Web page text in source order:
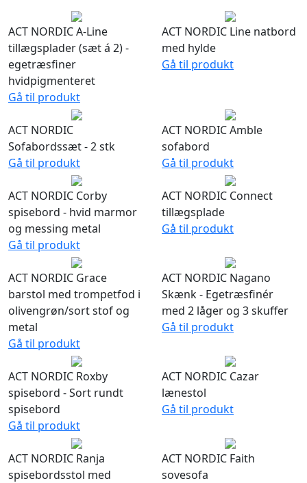
ACT NORDIC A-Line
tillægsplader (sæt á 2) -
egetræsfiner
hvidpigmenteret
Gå til produkt
ACT NORDIC Line natbord
med hylde
Gå til produkt
ACT NORDIC
Sofabordssæt - 2 stk
Gå til produkt
ACT NORDIC Amble
sofabord
Gå til produkt
ACT NORDIC Corby
spisebord - hvid marmor
og messing metal
Gå til produkt
ACT NORDIC Connect
tillægsplade
Gå til produkt
ACT NORDIC Grace
barstol med trompetfod i
olivengrøn/sort stof og
metal
Gå til produkt
ACT NORDIC Nagano
Skænk - Egetræsfinér
med 2 låger og 3 skuffer
Gå til produkt
ACT NORDIC Roxby
spisebord - Sort rundt
spisebord
Gå til produkt
ACT NORDIC Cazar
lænestol
Gå til produkt
ACT NORDIC Ranja
spisebordsstol med
ACT NORDIC Faith
sovesofa